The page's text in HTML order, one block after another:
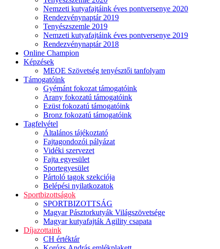
Nemzeti kutyafajtáink éves pontversenye 2020
Rendezvénynaptár 2019
Tenyészszemle 2019
Nemzeti kutyafajtáink éves pontversenye 2019
Rendezvénynaptár 2018
Online Champion
Képzések
MEOE Szövetség tenyésztői tanfolyam
Támogatóink
Gyémánt fokozat támogatóink
Arany fokozatú támogatóink
Ezüst fokozatú támogatóink
Bronz fokozatú támogatóink
Tagfelvétel
Általános tájékoztató
Fajtagondozói pályázat
Vidéki szervezet
Fajta egyesület
Sportegyesület
Pártoló tagok szekciója
Belépési nyilatkozatok
Sportbizottságok
SPORTBIZOTTSÁG
Magyar Pásztorkutyák Világszövetsége
Magyar kutyafajták Agility csapata
Díjazottaink
CH értéktár